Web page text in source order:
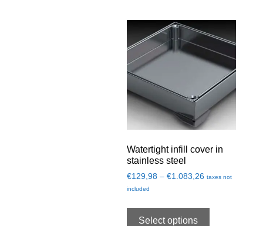
Watertight infill cover in
stainless steel
€129,98 – €1.083,26 taxes not
included
Select options